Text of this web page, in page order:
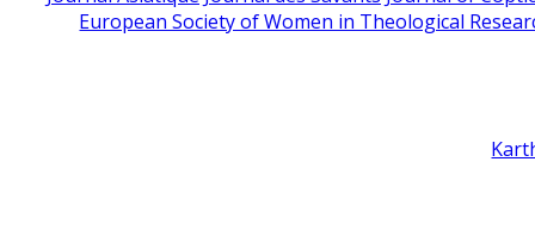
European Society of Women in Theological